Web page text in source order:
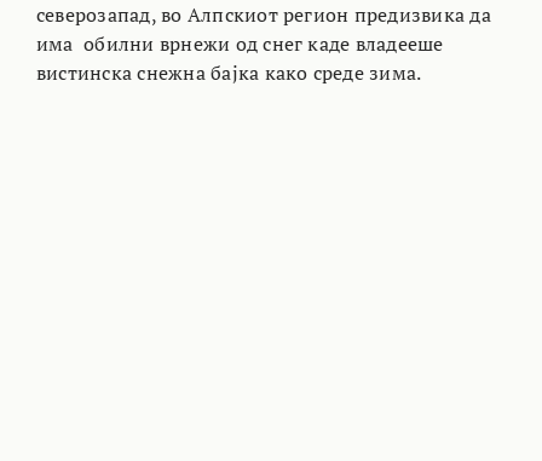
северозапад, во Алпскиот регион предизвика да
има обилни врнежи од снег каде владееше
вистинска снежна бајка како среде зима.